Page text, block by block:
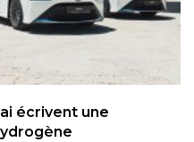
écrivent une